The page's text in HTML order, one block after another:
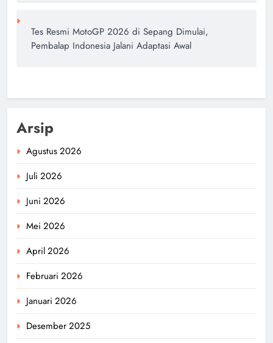
Tes Resmi MotoGP 2026 di Sepang Dimulai,
Pembalap Indonesia Jalani Adaptasi Awal
Arsip
Agustus 2026
Juli 2026
Juni 2026
Mei 2026
April 2026
Februari 2026
Januari 2026
Desember 2025